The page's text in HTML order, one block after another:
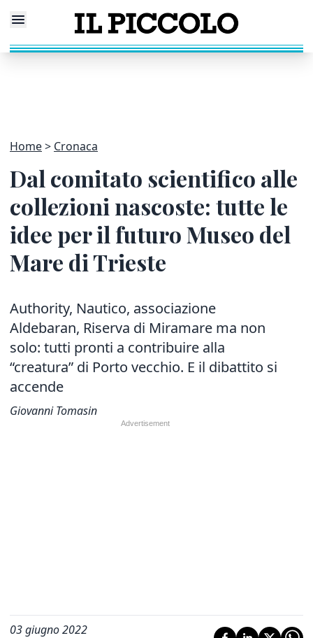
Home Cronaca
Dal comitato scientifico alle
collezioni nascoste: tutte le
idee per il futuro Museo del
Mare di Trieste
Authority, Nautico, associazione
Aldebaran, Riserva di Miramare ma non
solo: tutti pronti a contribuire alla
“creatura” di Porto vecchio. E il dibattito si
accende
Giovanni Tomasin
03 giugno 2022